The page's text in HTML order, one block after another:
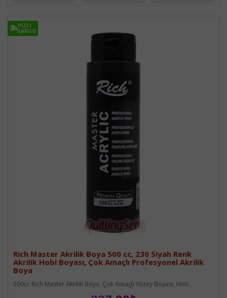
HIZLI
KARGO
HIZLI
KARGO
Rich Master Akrilik Boya 500 cc, 230 Siyah Renk
Akrilik Hobi Boyası, Çok Amaçlı Profesyonel Akrilik
Boya
500cc Rich Master Akrilik Boya, Çok Amaçlı Yüzey Boyası, Hob..